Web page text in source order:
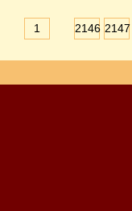
1 2146 2147